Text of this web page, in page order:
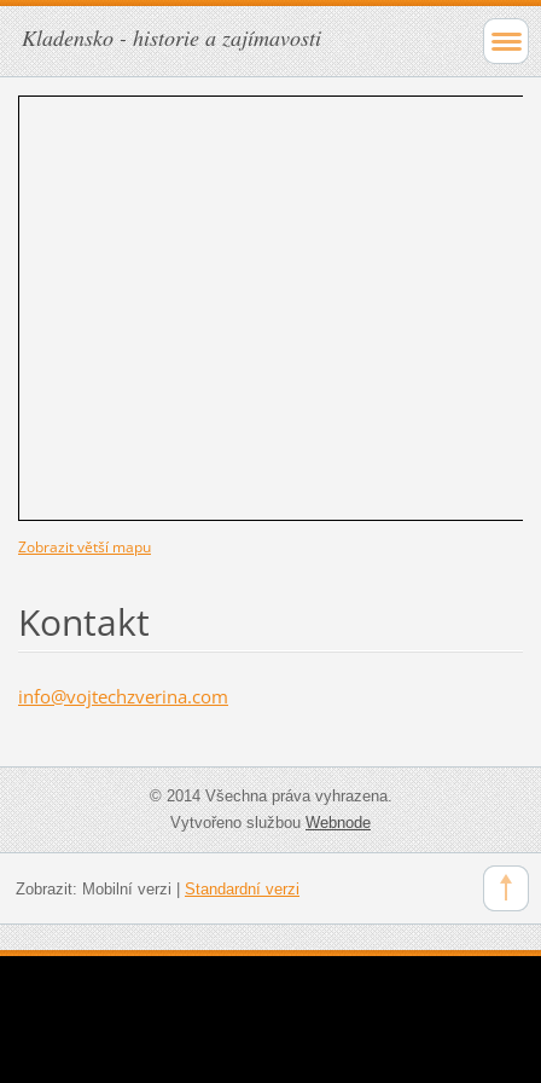
Kladensko - historie a zajímavosti
Zobrazit větší mapu
Kontakt
info@vojtechzverina.com
© 2014 Všechna práva vyhrazena.
Vytvořeno službouWebnode
Zobrazit: Mobilní verzi Standardní verzi